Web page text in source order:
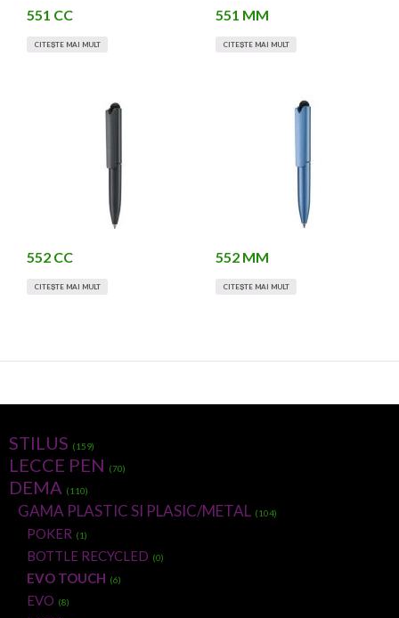
551 CC
CITEȘTE MAI MULT
551 MM
CITEȘTE MAI MULT
552 CC
CITEȘTE MAI MULT
552 MM
CITEȘTE MAI MULT
STILUS (159)
LECCE PEN (70)
DEMA (110)
GAMA PLASTIC SI PLASIC/METAL (104)
POKER (1)
BOTTLE RECYCLED (0)
EVO TOUCH (6)
EVO (8)